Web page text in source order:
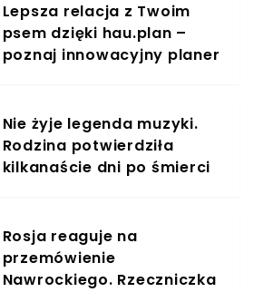
Lepsza relacja z Twoim
psem dzięki hau.plan –
poznaj innowacyjny planer
Nie żyje legenda muzyki.
Rodzina potwierdziła
kilkanaście dni po śmierci
Rosja reaguje na
przemówienie
Nawrockiego. Rzeczniczka